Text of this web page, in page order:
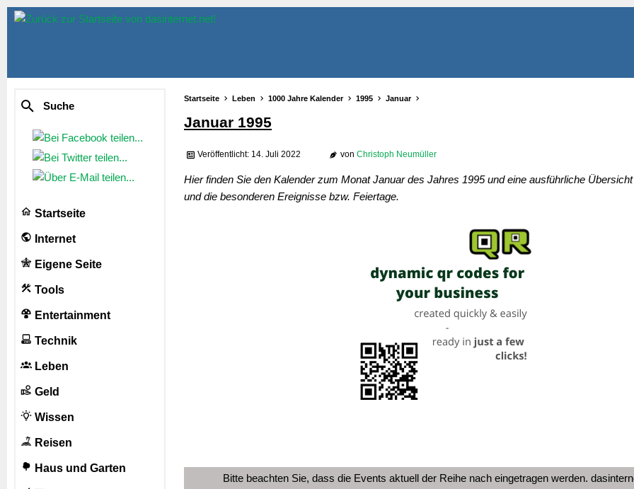
Suche
Startseite
Internet
Eigene Seite
Tools
Entertainment
Technik
Leben
Geld
Wissen
Reisen
Haus und Garten
Startseite Leben 1000 Jahre Kalender 1995 Januar
Januar 1995
Veröffentlicht: 14. Juli 2022 von Christoph Neumüller
Hier finden Sie den Kalender zum Monat Januar des Jahres 1995 und eine ausführliche
und die besonderen Ereignisse bzw. Feiertage.
Bitte beachten Sie, dass die Events aktuell der Reihe nach eingetragen werden.